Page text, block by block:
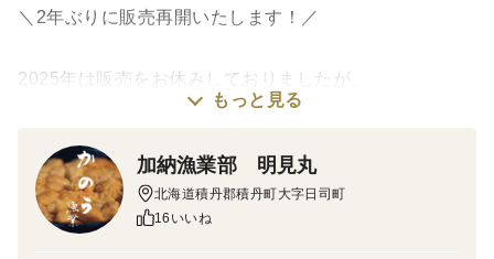
＼2年ぶりに販売再開いたします！／
2025年は販売をお休みしておりましたが、
透き通る「積丹ブルー」の海で育った
天然キタムラサキウニを、みなさまにお届けできること
となりました。
もっと見る
加納漁業部 明見丸
北海道積丹郡積丹町大字日司町
16いいね